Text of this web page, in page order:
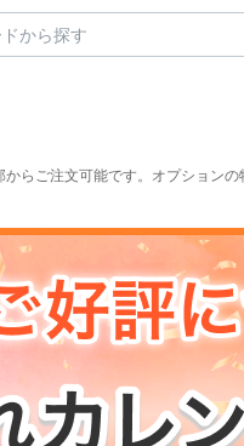
らご注文可能です。オプション